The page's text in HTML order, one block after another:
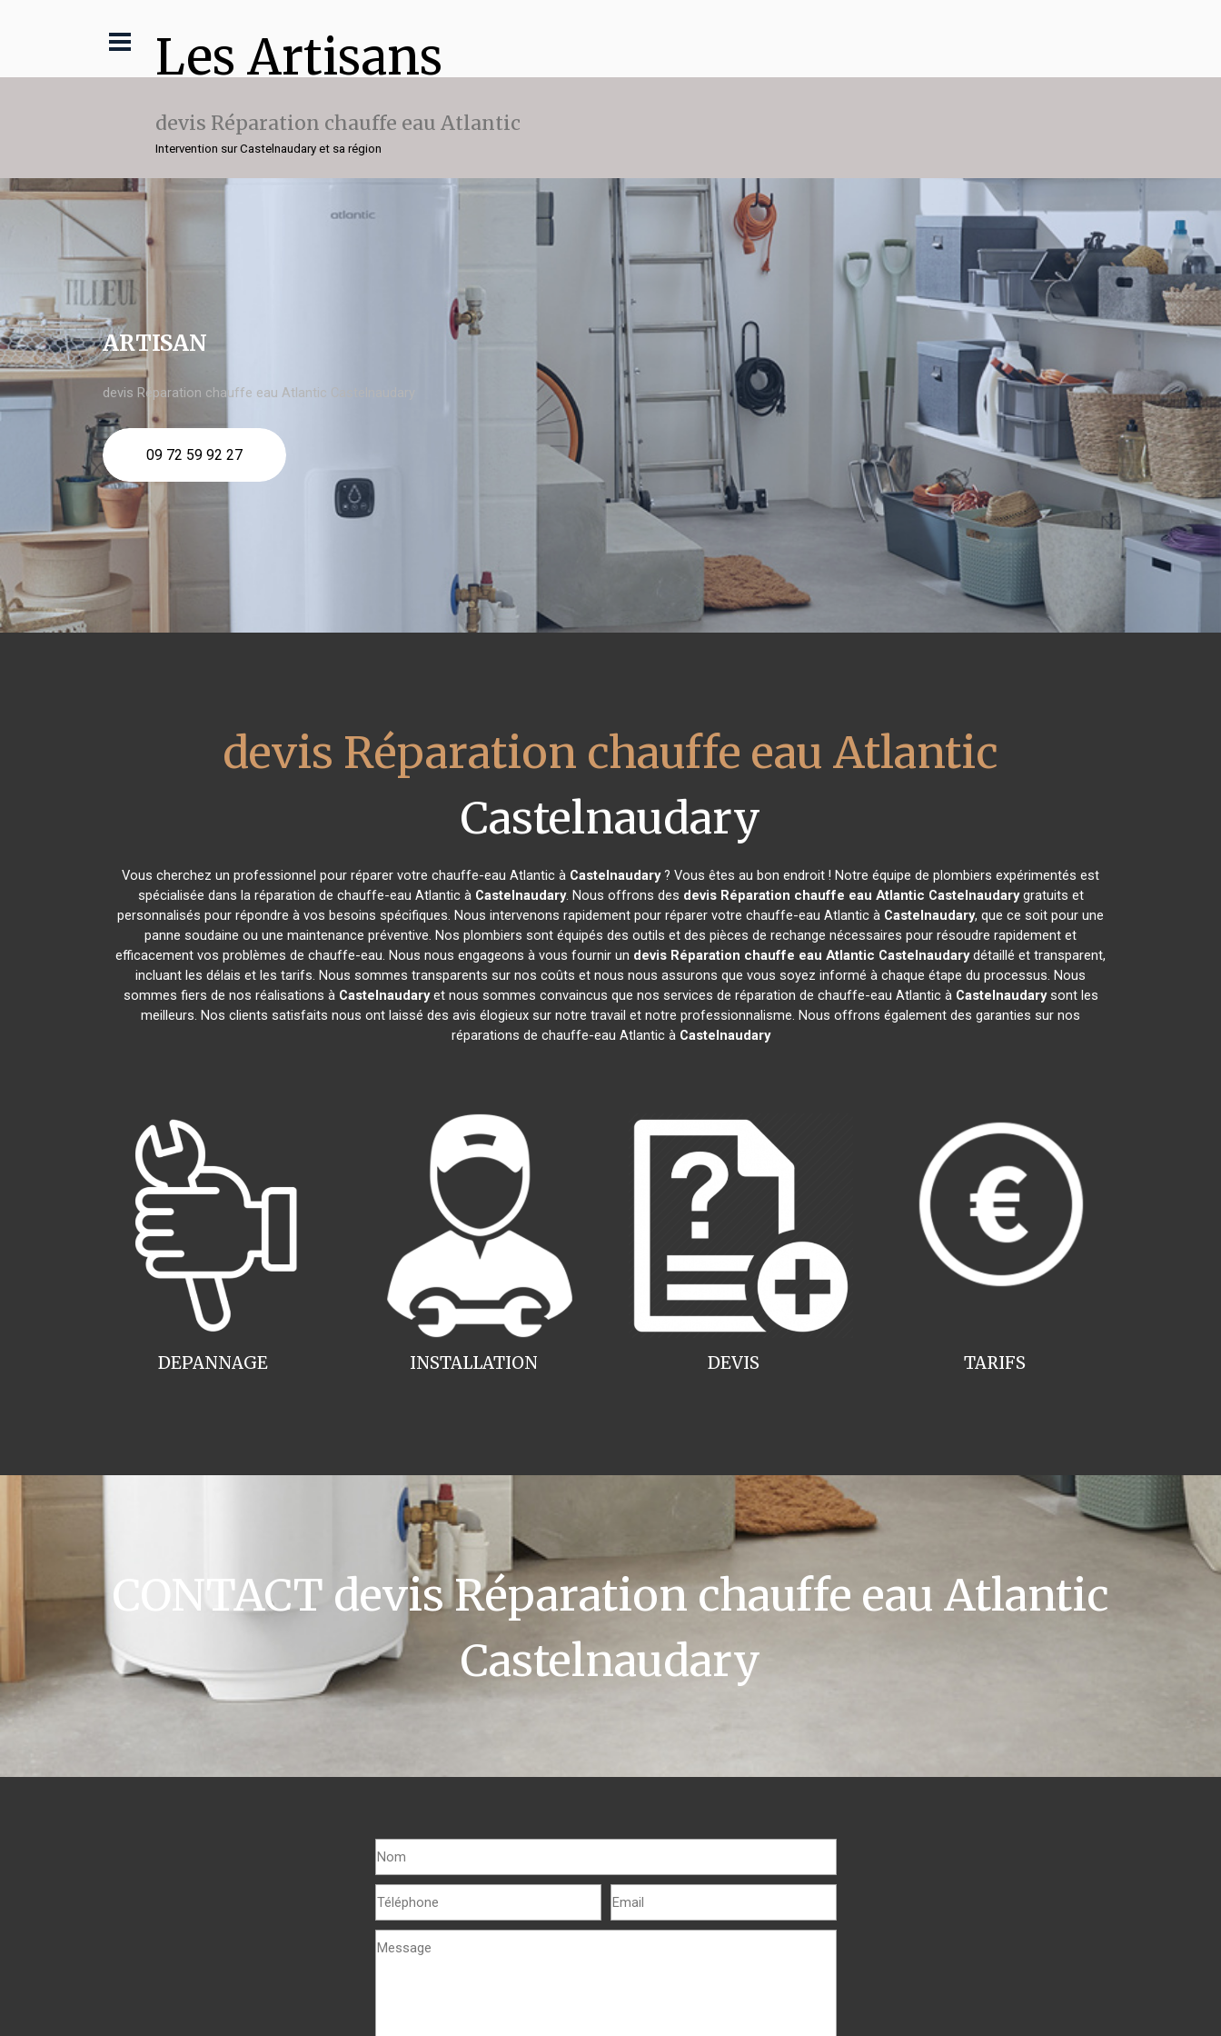
Les Artisans
devis Réparation chauffe eau Atlantic
Intervention sur Castelnaudary et sa région
ARTISAN
devis Réparation chauffe eau Atlantic Castelnaudary
09 72 59 92 27
devis Réparation chauffe eau Atlantic
Castelnaudary
Vous cherchez un professionnel pour réparer votre chauffe-eau Atlantic à Castelnaudary? Vous êtes au bon endroit ! Notre équipe de plombiers expérimentés est
spécialisée dans la réparation de chauffe-eau Atlantic à Castelnaudary. Nous offrons des devis Réparation chauffe eau Atlantic Castelnaudarygratuits et
personnalisés pour répondre à vos besoins spécifiques. Nous intervenons rapidement pour réparer votre chauffe-eau Atlantic à Castelnaudary, que ce soit pour une
panne soudaine ou une maintenance préventive. Nos plombiers sont équipés des outils et des pièces de rechange nécessaires pour résoudre rapidement et
efficacement vos problèmes de chauffe-eau. Nous nous engageons à vous fournir un devis Réparation chauffe eau Atlantic Castelnaudarydétaillé et transparent,
incluant les délais et les tarifs. Nous sommes transparents sur nos coûts et nous nous assurons que vous soyez informé à chaque étape du processus. Nous
sommes fiers de nos réalisations à Castelnaudaryet nous sommes convaincus que nos services de réparation de chauffe-eau Atlantic à Castelnaudarysont les
meilleurs. Nos clients satisfaits nous ont laissé des avis élogieux sur notre travail et notre professionnalisme. Nous offrons également des garanties sur nos
réparations de chauffe-eau Atlantic à Castelnaudary
INSTALLATION
DEPANNAGE TARIFS
DEVIS
CONTACT devis Réparation chauffe eau Atlantic
Castelnaudary